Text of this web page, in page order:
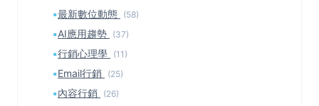
▪最新數位動態 (58)
▪AI應用趨勢 (37)
▪行銷心理學 (11)
▪Email行銷 (25)
▪內容行銷 (26)